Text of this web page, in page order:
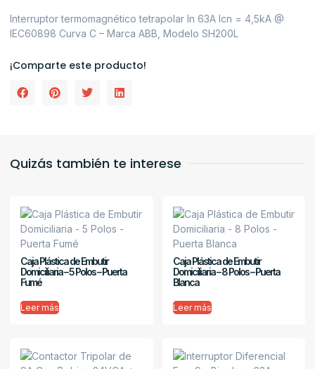
Interruptor termomagnético tetrapolar In 63A Icn = 4,5kA @
IEC60898 Curva C – Marca ABB, Modelo SH200L
¡Comparte este producto!
Quizás también te interese
Caja Plástica de Embutir
Domiciliaria – 5 Polos – Puerta
Fumé
Leer más
Caja Plástica de Embutir
Domiciliaria – 8 Polos – Puerta
Blanca
Leer más